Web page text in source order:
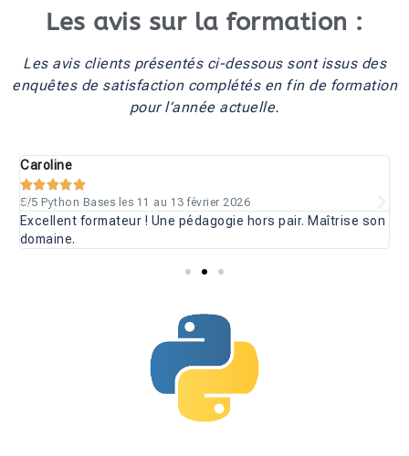
Les avis sur la formation :
Les avis clients présentés ci-dessous sont issus des
enquêtes de satisfaction complétés en fin de formation
pour l’année actuelle.
Caroline

5/5 Python Bases les 11 au 13 février 2026
Excellent formateur ! Une pédagogie hors pair. Maîtrise son
domaine.